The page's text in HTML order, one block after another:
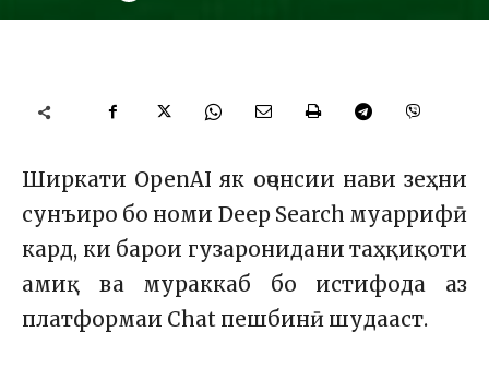
Ширкати OpenAI як оҷонсии нави зеҳни
сунъиро бо номи Deep Search муаррифӣ
кард, ки барои гузаронидани таҳқиқоти
амиқ ва мураккаб бо истифода аз
платформаи Chat пешбинӣ шудааст.